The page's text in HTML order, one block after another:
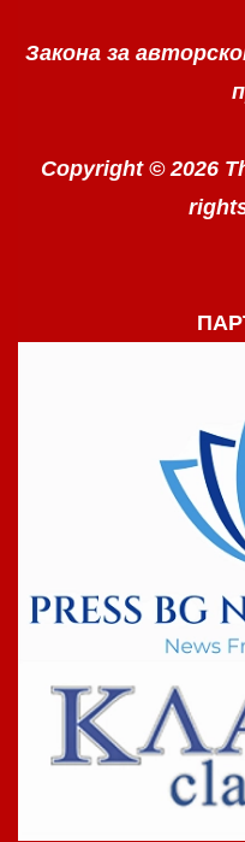
Закона за
Copyright © 2026